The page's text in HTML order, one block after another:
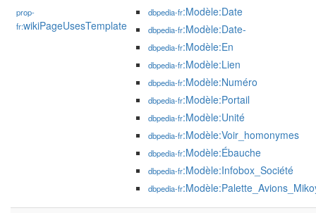
prop-
fr:wikiPageUsesTemplate
dbpedia-fr:Modèle:Date
dbpedia-fr:Modèle:Date-
dbpedia-fr:Modèle:En
dbpedia-fr:Modèle:Lien
dbpedia-fr:Modèle:Numéro
dbpedia-fr:Modèle:Portail
dbpedia-fr:Modèle:Unité
dbpedia-fr:Modèle:Voir_homonymes
dbpedia-fr:Modèle:Ébauche
dbpedia-fr:Modèle:Infobox_Société
dbpedia-fr